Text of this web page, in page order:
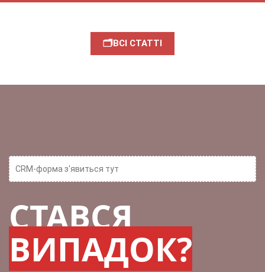
🗂ВСІ СТАТТІ
CRM-форма з'явиться тут
СТАВСЯ
ВИПАДОК?